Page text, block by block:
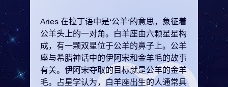
Aries 在拉丁语中是‘公羊’的意思，象征着
公羊头上的一对角。白羊座由六颗星星构
成，有一颗双星位于公羊的鼻子上。公羊
座与希腊神话中的伊阿宋和金羊毛的故事
有关。伊阿宋夺取的目标就是公羊的金羊
毛。占星学认为，白羊座出生的人通常具